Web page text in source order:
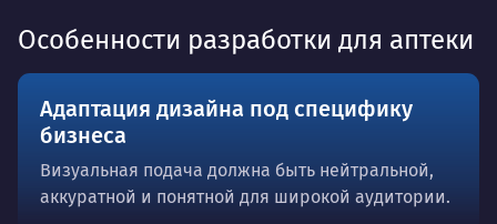
Особенности разработки для аптеки
Адаптация дизайна под специфику
бизнеса
Визуальная подача должна быть нейтральной,
аккуратной и понятной для широкой аудитории.